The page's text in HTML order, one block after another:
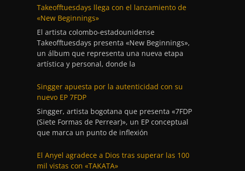
Takeofftuesdays llega con el lanzamiento de
«New Beginnings»
El artista colombo-estadounidense
Takeofftuesdays presenta «New Beginnings»,
un álbum que representa una nueva etapa
artística y personal, donde la
Singger apuesta por la autenticidad con su
nuevo EP 7FDP
Singger, artista bogotana que presenta «7FDP
(Siete Formas de Perrear)», un EP conceptual
que marca un punto de inflexión
El Anyel agradece a Dios tras superar las 100
mil vistas con «TAKATA»